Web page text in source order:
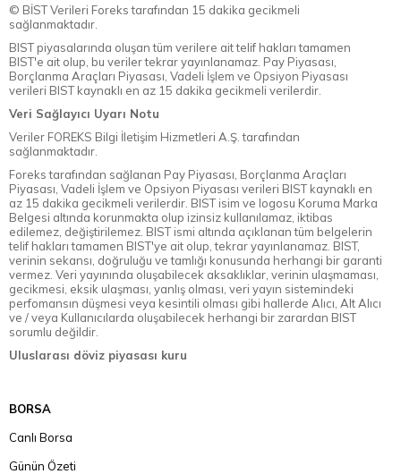
© BİST Verileri Foreks tarafından 15 dakika gecikmeli
sağlanmaktadır.
BIST piyasalarında oluşan tüm verilere ait telif hakları tamamen
BIST'e ait olup, bu veriler tekrar yayınlanamaz. Pay Piyasası,
Borçlanma Araçları Piyasası, Vadeli İşlem ve Opsiyon Piyasası
verileri BIST kaynaklı en az 15 dakika gecikmeli verilerdir.
Veri Sağlayıcı Uyarı Notu
Veriler FOREKS Bilgi İletişim Hizmetleri A.Ş. tarafından
sağlanmaktadır.
Foreks tarafından sağlanan Pay Piyasası, Borçlanma Araçları
Piyasası, Vadeli İşlem ve Opsiyon Piyasası verileri BIST kaynaklı en
az 15 dakika gecikmeli verilerdir. BIST isim ve logosu Koruma Marka
Belgesi altında korunmakta olup izinsiz kullanılamaz, iktibas
edilemez, değiştirilemez. BIST ismi altında açıklanan tüm belgelerin
telif hakları tamamen BIST'ye ait olup, tekrar yayınlanamaz. BIST,
verinin sekansı, doğruluğu ve tamlığı konusunda herhangi bir garanti
vermez. Veri yayınında oluşabilecek aksaklıklar, verinin ulaşmaması,
gecikmesi, eksik ulaşması, yanlış olması, veri yayın sistemindeki
perfomansın düşmesi veya kesintili olması gibi hallerde Alıcı, Alt Alıcı
ve / veya Kullanıcılarda oluşabilecek herhangi bir zarardan BIST
sorumlu değildir.
Uluslarası döviz piyasası kuru
BORSA
Canlı Borsa
Günün Özeti